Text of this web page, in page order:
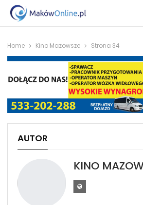
Home Kino Mazowsze Strona 34
AUTOR
KINO